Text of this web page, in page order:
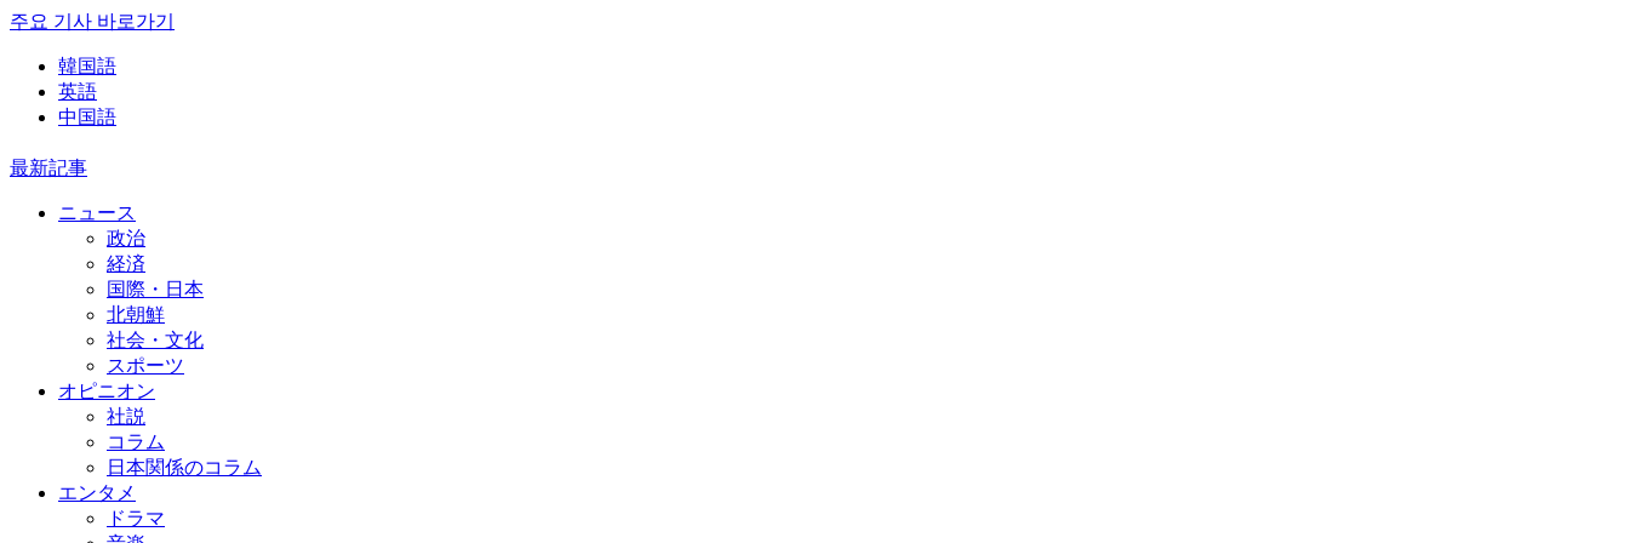
주요 기사 바로가기
韓国語
英語
中国語
最新記事
ニュース
政治
経済
国際・日本
北朝鮮
社会・文化
スポーツ
オピニオン
社説
コラム
日本関係のコラム
エンタメ
ドラマ